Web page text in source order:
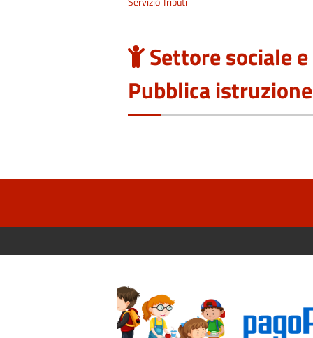
Settore sociale e
Pubblica istruzione